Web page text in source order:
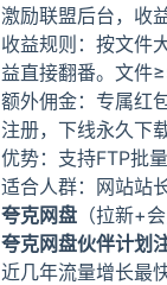
激励联盟后台，收
收益规则：按文件
益直接翻番。文件
额外佣金：专属红
注册，下线永久下
优势：支持FTP批
适合人群：网站站
夸克网盘（拉新+会
夸克网盘伙伴计划
近几年流量增长最